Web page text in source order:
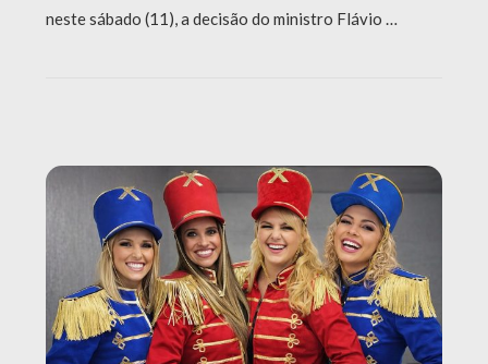
neste sábado (11), a decisão do ministro Flávio …